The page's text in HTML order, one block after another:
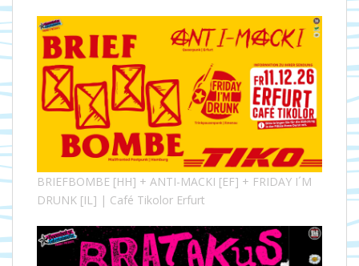
BRIEFBOMBE [HH] + ANTI-MACKI [EF] + FRIDAY I´M
DRUNK [IL] | Café Tikolor Erfurt